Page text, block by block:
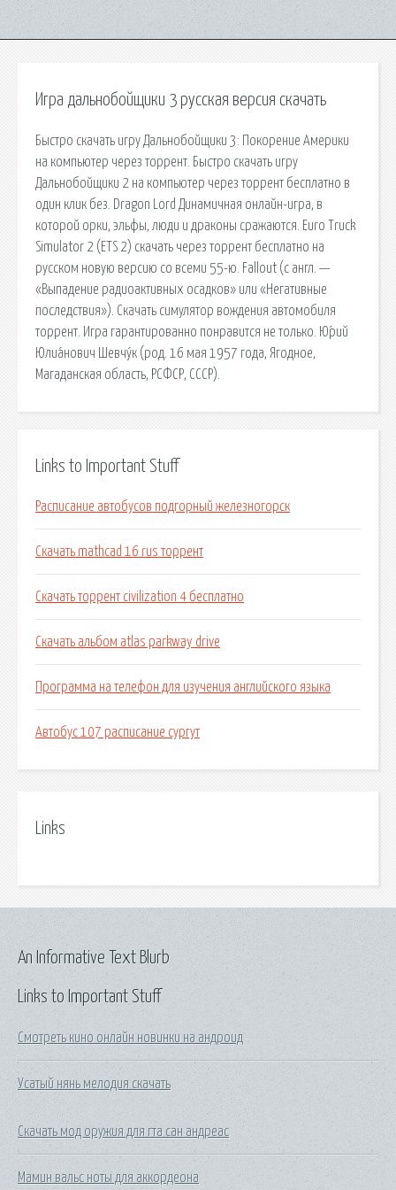
Игра дальнобойщики 3 русская версия скачать
Быстро скачать игру Дальнобойщики 3: Покорение Америки
на компьютер через торрент. Быстро скачать игру
Дальнобойщики 2 на компьютер через торрент бесплатно в
один клик без. Dragon Lord Динамичная онлайн-игра, в
которой орки, эльфы, люди и драконы сражаются. Euro Truck
Simulator 2 (ETS 2) скачать через торрент бесплатно на
русском новую версию со всеми 55-ю. Fallout (с англ. —
«Выпадение радиоактивных осадков» или «Негативные
последствия»). Скачать симулятор вождения автомобиля
торрент. Игра гарантированно понравится не только. Ю́рий
Юлиа́нович Шевчу́к (род. 16 мая 1957 года, Ягодное,
Магаданская область, РСФСР, СССР).
Links to Important Stuff
Расписание автобусов подгорный железногорск
Скачать mathcad 16 rus торрент
Скачать торрент civilization 4 бесплатно
Скачать альбом atlas parkway drive
Программа на телефон для изучения английского языка
Автобус 107 расписание сургут
Links
Links to Important Stuff
Смотреть кино онлайн новинки на андроид
Усатый нянь мелодия скачать
Скачать мод оружия для гта сан андреас
Мамин вальс ноты для аккордеона
An Informative Text Blurb